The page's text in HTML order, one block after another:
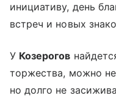
инициативу, день
встреч и новых
У Козерогов
торжества, можно
но долго не